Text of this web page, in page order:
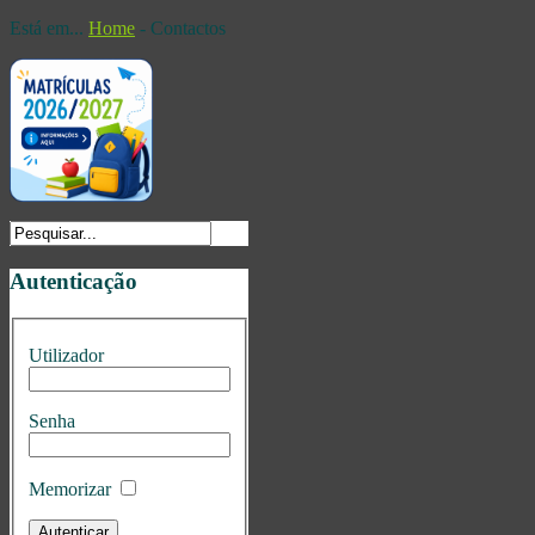
Está em... Home - Contactos
Autenticação
Utilizador
Senha
Memorizar